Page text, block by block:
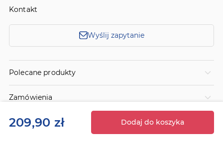
209,90 zł Dodaj do koszyka
Kontakt
Wyślij zapytanie
Polecane produkty
Zamówienia
Informacje